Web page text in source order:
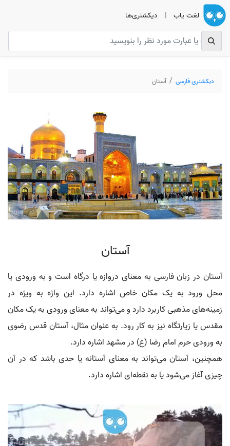
لغت یاب | دیکشنری‌ها
دیکشنری فارسی آستان
آستان
آستان در زبان فارسی به معنای دروازه یا درگاه است و به ورودی یا
محل ورود به یک مکان خاص اشاره دارد. این واژه به ویژه در
زمینه‌های مذهبی کاربرد دارد و می‌تواند به معنای ورودی به یک مکان
مقدس یا زیارتگاه نیز به کار رود. به عنوان مثال، آستان قدس رضوی
به ورودی حرم امام رضا (ع) در مشهد اشاره دارد.
همچنین، آستان می‌تواند به معنای آستانه یا حدی باشد که در آن
چیزی آغاز می‌شود یا به نقطه‌ای اشاره دارد.